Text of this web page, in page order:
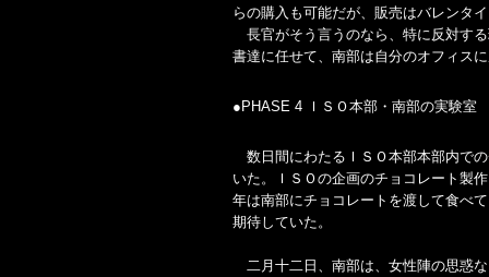
らの購入も可能だが、販売はバレンタ
長官がそう言うのなら、特に反対す
書達に任せて、南部は自分のオフィス
●PHASE 4 ＩＳＯ本部・南部の実験室
数日間にわたるＩＳＯ本部本部内で
いた。ＩＳＯの企画のチョコレート製
年は南部にチョコレートを渡して食べ
期待していた。
二月十二日、南部は、女性陣の思惑